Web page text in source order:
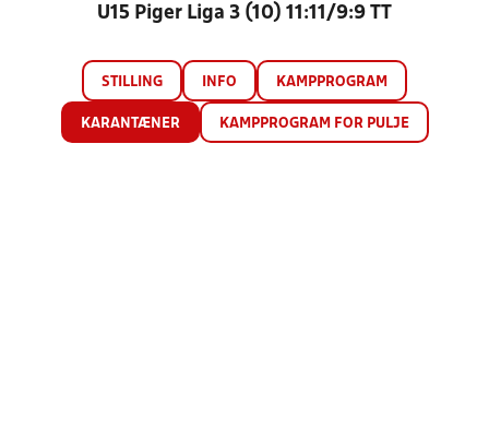
U15 Piger Liga 3 (10) 11:11/9:9 TT
STILLING INFO KAMPPROGRAM
KARANTÆNER KAMPPROGRAM FOR PULJE